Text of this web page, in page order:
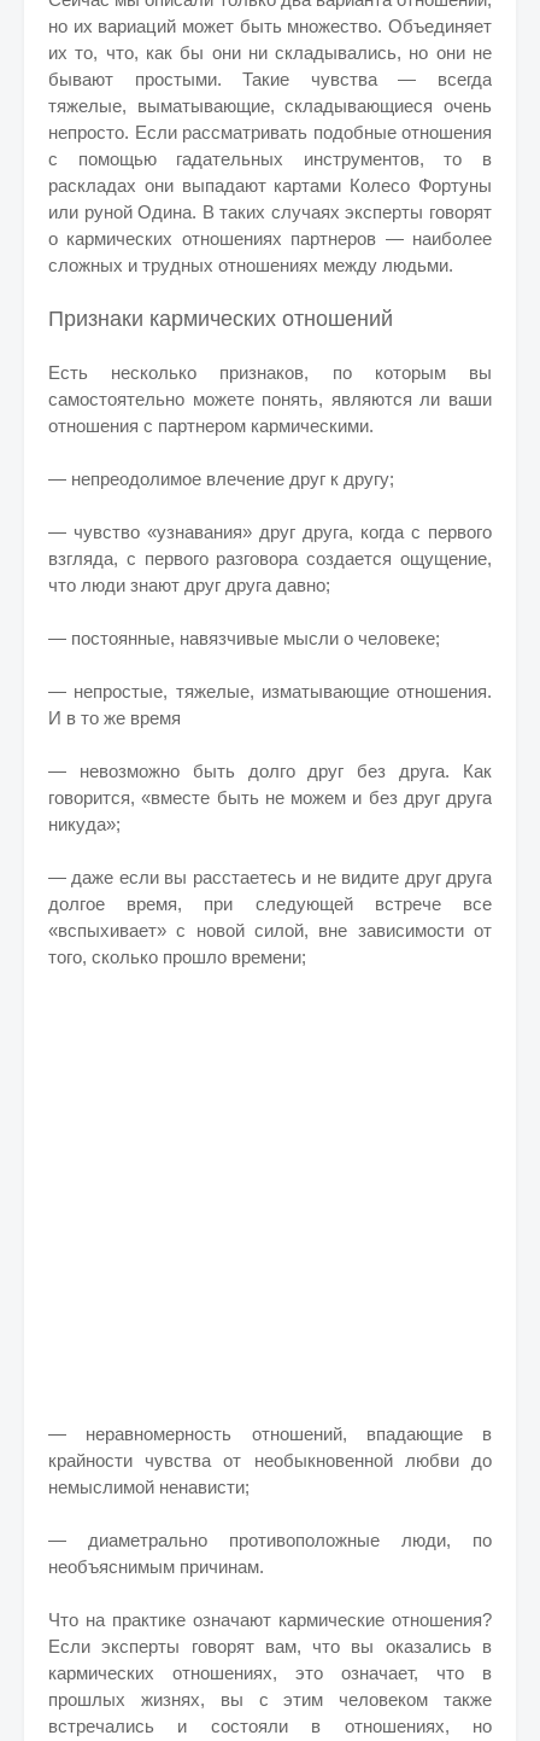
но их вариаций может быть множество. Объединяет
их то, что, как бы они ни складывались, но они не
бывают простыми. Такие чувства — всегда
тяжелые, выматывающие, складывающиеся очень
непросто. Если рассматривать подобные отношения
с помощью гадательных инструментов, то в
раскладах они выпадают картами Колесо Фортуны
или руной Одина. В таких случаях эксперты говорят
о кармических отношениях партнеров — наиболее
сложных и трудных отношениях между людьми.
Признаки кармических отношений
Есть несколько признаков, по которым вы
самостоятельно можете понять, являются ли ваши
отношения с партнером кармическими.
— непреодолимое влечение друг к другу;
— чувство «узнавания» друг друга, когда с первого
взгляда, с первого разговора создается ощущение,
что люди знают друг друга давно;
— постоянные, навязчивые мысли о человеке;
— непростые, тяжелые, изматывающие отношения.
И в то же время
— невозможно быть долго друг без друга. Как
говорится, «вместе быть не можем и без друг друга
никуда»;
— даже если вы расстаетесь и не видите друг друга
долгое время, при следующей встрече все
«вспыхивает» с новой силой, вне зависимости от
того, сколько прошло времени;
— неравномерность отношений, впадающие в
крайности чувства от необыкновенной любви до
немыслимой ненависти;
— диаметрально противоположные люди, по
необъяснимым причинам.
Что на практике означают кармические отношения?
Если эксперты говорят вам, что вы оказались в
кармических отношениях, это означает, что в
прошлых жизнях, вы с этим человеком также
встречались и состояли в отношениях, но